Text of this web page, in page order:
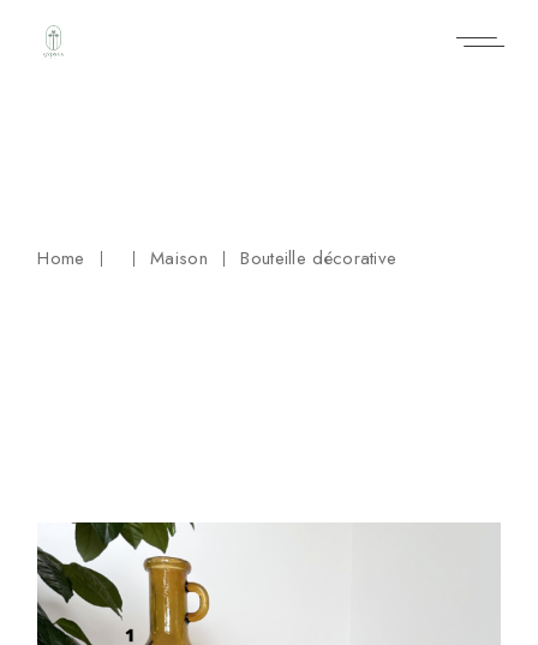
content
Home Maison Bouteille décorative